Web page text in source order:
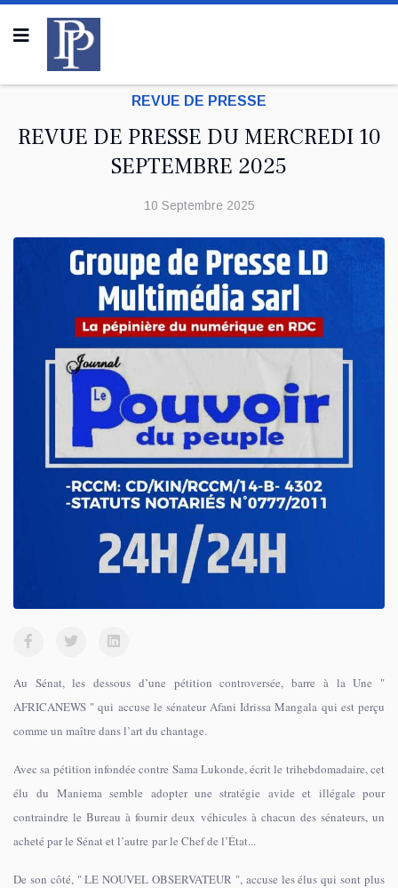
REVUE DE PRESSE
REVUE DE PRESSE DU MERCREDI 10
SEPTEMBRE 2025
10 Septembre 2025
Au Sénat, les dessous d’une pétition controversée, barre à la Une "
AFRICANEWS " qui accuse le sénateur Afani Idrissa Mangala qui est perçu
comme un maître dans l’art du chantage.
Avec sa pétition infondée contre Sama Lukonde, écrit le trihebdomadaire, cet
élu du Maniema semble adopter une stratégie avide et illégale pour
contraindre le Bureau à fournir deux véhicules à chacun des sénateurs, un
acheté par le Sénat et l’autre par le Chef de l’État...
De son côté, " LE NOUVEL OBSERVATEUR ", accuse les élus qui sont plus